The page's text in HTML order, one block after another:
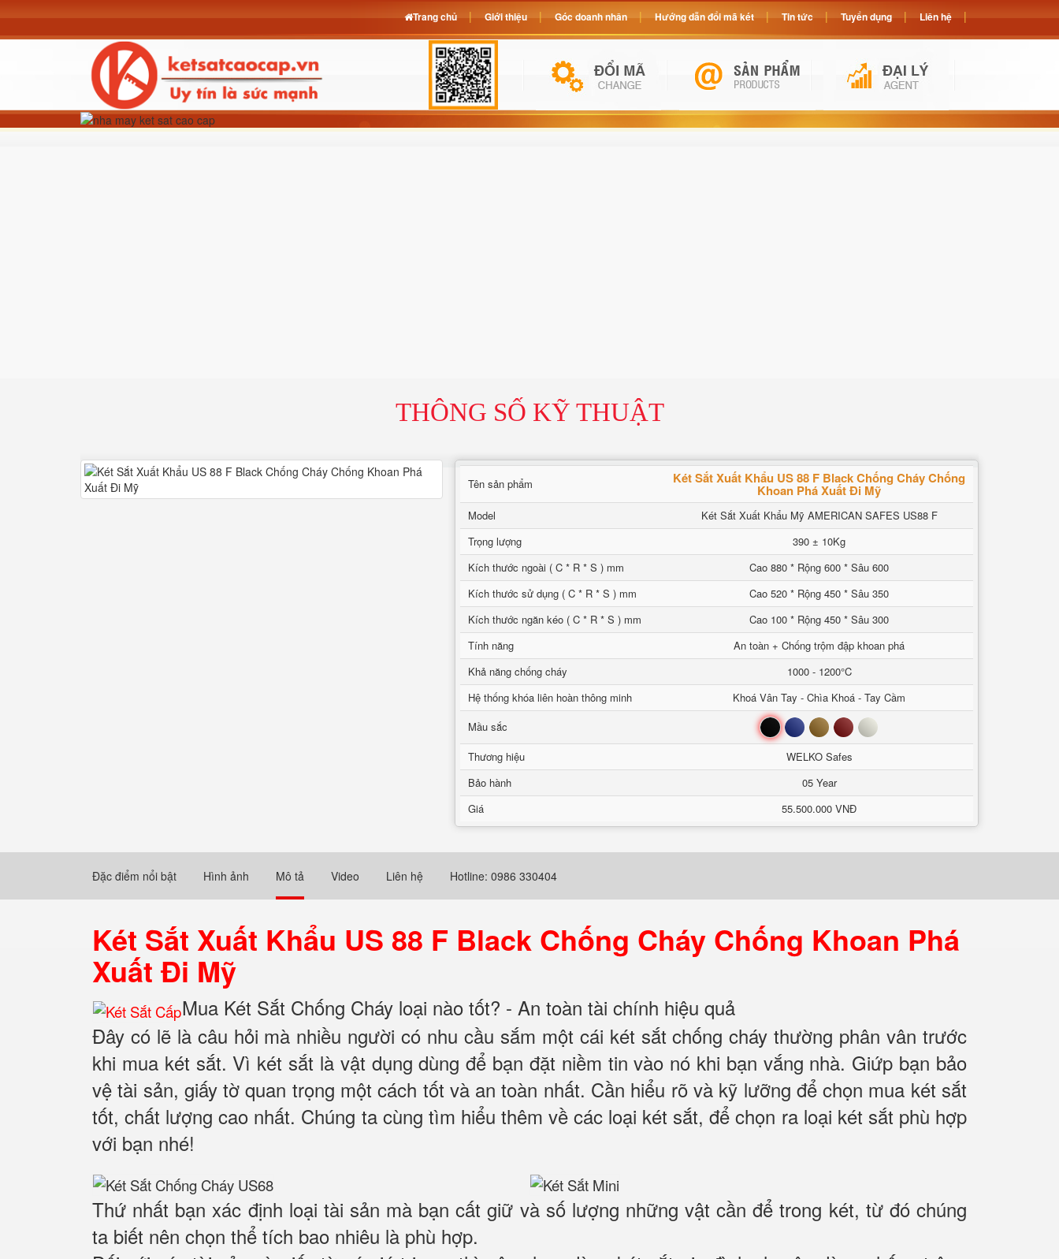
THÔNG SỐ KỸ THUẬT
Tên sản phẩm Két Sắt Xuất Khẩu US 88 F Black Chống Cháy Chống
Khoan Phá Xuất Đi Mỹ
Model
Két Sắt Xuất Khẩu Mỹ AMERICAN SAFES US88 F
Trọng lượng
390 ± 10Kg
Kích thước ngoài ( C * R * S ) mm
Cao 880 * Rộng 600 * Sâu 600
Kích thước sử dụng ( C * R * S ) mm
Cao 520 * Rộng 450 * Sâu 350
Kích thước ngăn kéo ( C * R * S ) mm
Cao 100 * Rộng 450 * Sâu 300
Tính năng
An toàn + Chống trộm đập khoan phá
Khả năng chống cháy
1000 - 1200°C
Hệ thống khóa liên hoàn thông minh
Khoá Vân Tay - Chìa Khoá - Tay Cầm
Mầu sắc
Đen Xanh Nâu Đỏ Trắng
Thương hiệu
WELKO Safes
Bảo hành
05 Year
Giá
55.500.000 VNĐ
Đặc điểm nổi bật Hình ảnh Mô tả Video Liên hệ Hotline: 0986 330404
Két Sắt Xuất Khẩu US 88 F Black Chống Cháy Chống Khoan Phá
Xuất Đi Mỹ
Mua Két Sắt Chống Cháy loại nào tốt? - An toàn tài chính hiệu quả
Đây có lẽ là câu hỏi mà nhiều người có nhu cầu sắm một cái két sắt chống cháy thường phân vân trước
khi mua két sắt. Vì két sắt là vật dụng dùng để bạn đặt niềm tin vào nó khi bạn vắng nhà. Giứp bạn bảo
vệ tài sản, giấy tờ quan trọng một cách tốt và an toàn nhất. Cần hiểu rõ và kỹ lưỡng để chọn mua két sắt
tốt, chất lượng cao nhất. Chúng ta cùng tìm hiểu thêm về các loại két sắt, để chọn ra loại két sắt phù hợp
với bạn nhé!
Thứ nhất bạn xác định loại tài sản mà bạn cất giữ và số lượng những vật cần để trong két, từ đó chúng
ta biết nên chọn thể tích bao nhiêu là phù hợp.
Trang chủ Giới thiệu Góc doanh nhân Hướng dẫn đổi mã két Tin tức Tuyển dụng Liên hệ